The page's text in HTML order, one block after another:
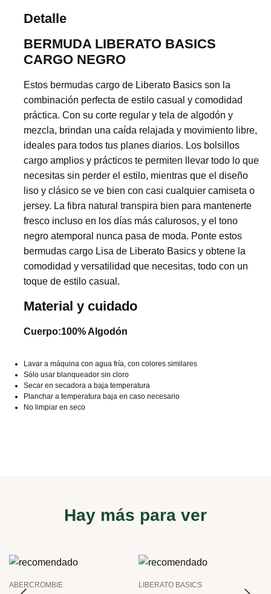
Detalle
BERMUDA LIBERATO BASICS
CARGO NEGRO
Estos bermudas cargo de Liberato Basics son la
combinación perfecta de estilo casual y comodidad
práctica. Con su corte regular y tela de algodón y
mezcla, brindan una caída relajada y movimiento libre,
ideales para todos tus planes diarios. Los bolsillos
cargo amplios y prácticos te permiten llevar todo lo que
necesitas sin perder el estilo, mientras que el diseño
liso y clásico se ve bien con casi cualquier camiseta o
jersey. La fibra natural transpira bien para mantenerte
fresco incluso en los días más calurosos, y el tono
negro atemporal nunca pasa de moda. Ponte estos
bermudas cargo Lisa de Liberato Basics y obtene la
comodidad y versatilidad que necesitas, todo con un
toque de estilo casual.
Material y cuidado
Cuerpo:100% Algodón
Lavar a máquina con agua fría, con colores similares
Sólo usar blanqueador sin cloro
Secar en secadora a baja temperatura
Planchar a temperatura baja en caso necesario
No limpiar en seco
Hay más para ver
ABERCROMBIE LIBERATO BASICS